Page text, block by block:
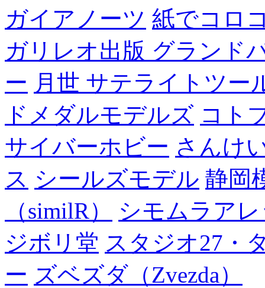
ガイアノーツ 紙でコロ
ガリレオ出版 グランド
ー 月世 サテライトツー
ドメダルモデルズ コト
サイバーホビー さんけ
ス シールズモデル 静岡
（similR）
シモムラア
ジボリ堂 スタジオ27・
ー ズベズダ（Zvezda）